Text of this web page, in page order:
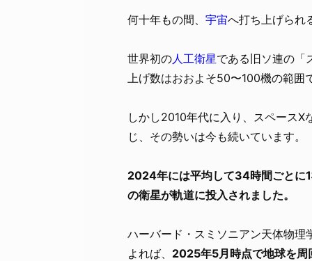
何十年もの間、 宇宙へ打ち上げられ
世界初の人工衛星である旧ソ連の「
上げ数はおおよそ50〜100機の範囲
しかし2010年代に入り、スペース
じ、その勢いは今も続いています。
2024年には平均して34時間ごとに
の衛星が軌道に投入されました。
ハーバード・スミソニアン天体物
よれば、 2025年5月時点で地球を周